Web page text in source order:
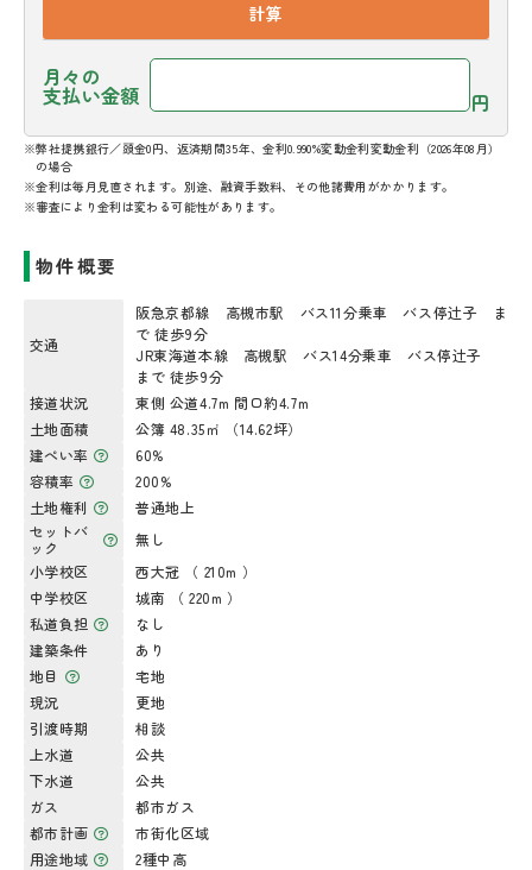
計算
月々の
支払い金額 円
※弊社提携銀行／頭金0円、返済期間35年、金利0.990%変動金利変動金利（2026年08月）
の場合
※金利は毎月見直されます。別途、融資手数料、その他諸費用がかかります。
※審査により金利は変わる可能性があります。
物件概要
交通
阪急京都線 高槻市駅 バス11分乗車 バス停辻子 ま
で 徒歩9分
JR東海道本線 高槻駅 バス14分乗車 バス停辻子
まで 徒歩9分
接道状況
東側 公道4.7m 間口約4.7m
土地面積
公簿 48.35㎡ （14.62坪）
建ぺい率
60%
容積率
200%
土地権利
普通地上
セットバ
ック
無し
小学校区
西大冠 （ 210m ）
中学校区
城南 （ 220m ）
私道負担
なし
建築条件
あり
地目
宅地
現況
更地
引渡時期
相談
上水道
公共
下水道
公共
ガス
都市ガス
都市計画
市街化区域
用途地域
2種中高